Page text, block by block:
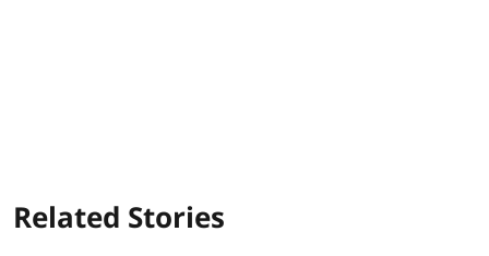
Related Stories